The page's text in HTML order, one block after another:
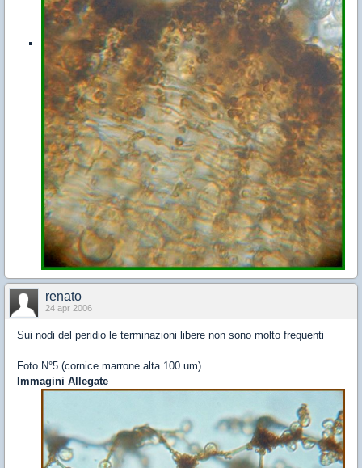
renato
24 apr 2006
Sui nodi del peridio le terminazioni libere non sono molto frequenti
Foto N°5 (cornice marrone alta 100 um)
Immagini Allegate